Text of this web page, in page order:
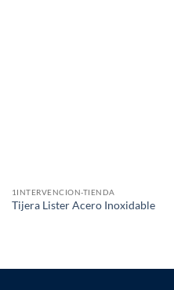
1INTERVENCION-TIENDA
Tijera Lister Acero Inoxidable